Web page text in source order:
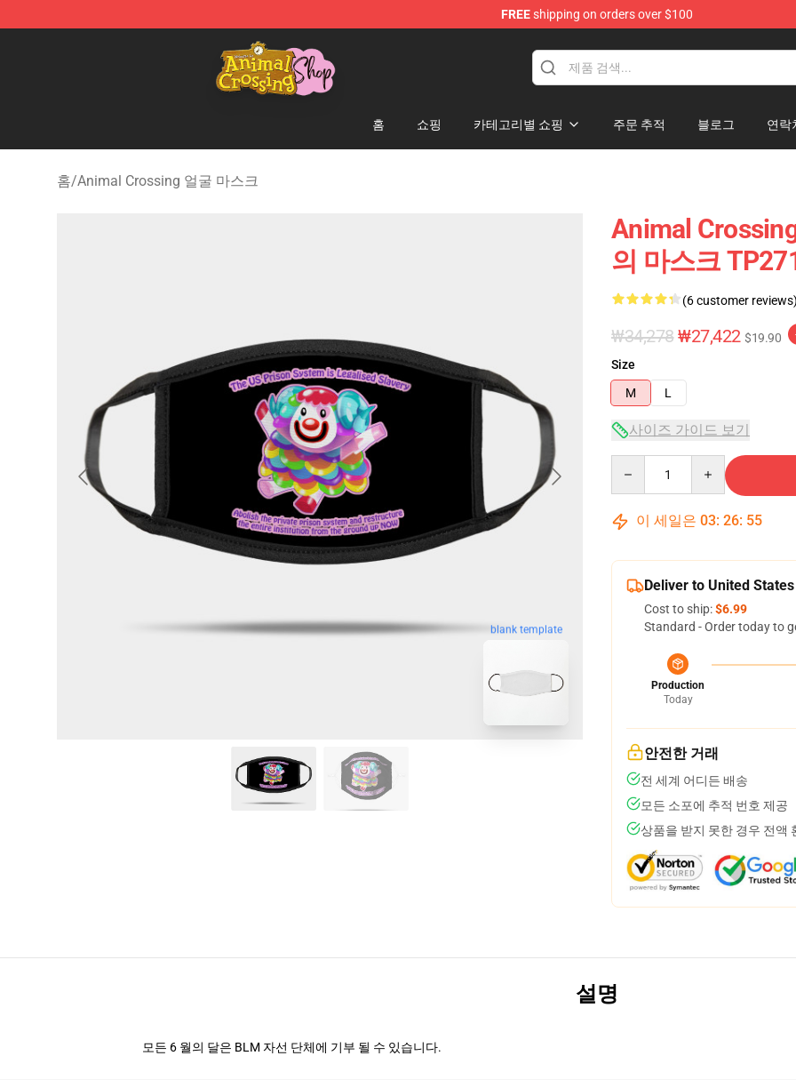
FREEshipping on orders over $100
Animal Crossing Shop - Official Animal Crossing Merchandise Store
홈 쇼핑 카테고리별 쇼핑 주문 추적 블로그 연락
홈/Animal Crossing 얼굴 마스크
blank template
Animal
의 마스크
(6 customer
₩34,278₩27,422 $19.90
Size
M
L
사이즈 가이드 보기
이 세일은 03: 26: 54
Deliver to United States
Cost to ship:$6.99
Standard - Order today to
Production
Today
안전한 거래
전 세계 어디든 배송
모든 소포에 추적 번호 제공
상품을 받지 못한 경우 전액
설명
모든 6 월의 달은 BLM 자선 단체에 기부 될 수 있습니다.